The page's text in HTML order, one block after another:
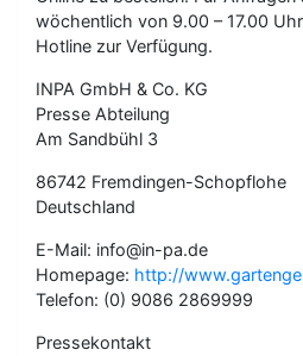
wöchentlich von 9.00 – 17.00
Hotline zur Verfügung.
INPA GmbH & Co. KG
Presse Abteilung
Am Sandbühl 3
86742 Fremdingen-Schopflohe
Deutschland
E-Mail: info@in-pa.de
Homepage: http://
Telefon: (0) 9086 2869999
Pressekontakt